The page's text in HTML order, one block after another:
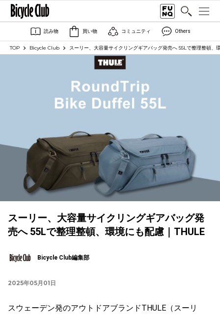
読み物 買い物 コミュニティ Others
TOP Bicycle Club スーリー、大容量サイクリングギアバッグ発売へ 55Lで整理整頓、
スーリー、大容量サイクリングギアバッグ発
売へ 55Lで整理整頓、環境にも配慮｜THULE
Bicycle Club編集部
2025年05月01日
スウェーデン発のアウトドアブランドTHULE（スーリ